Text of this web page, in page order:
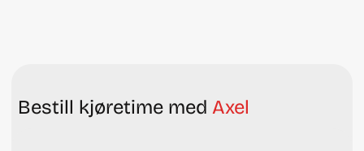
Bestill kjøretime med Axel